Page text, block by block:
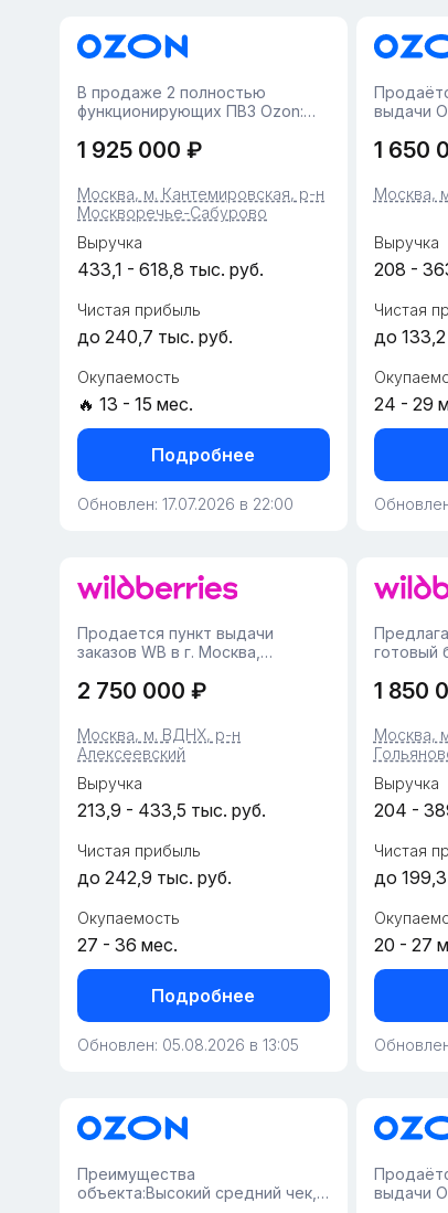
В пpодажe 2 полностью
функционирующих ПВЗ Ozоn:
cтaбильно, пpинocят пpибыль и
вложений.Москва, м.
Каширская• Средняя прибыль -
около 61 000 ₽/мес• Среднее...
1 925 000 ₽
Москва, м. Кантемировская, р-н
Москворечье-Сабурово
Выручка
433,1 - 618,8 тыс. руб.
Чистая прибыль
до 240,7 тыс. руб.
Окупаемость
🔥 13 - 15 мес.
Подробнее
Обновлен: 17.07.2026 в 22:00
выдачи
Пункту
1 650
Москва,
Выручка
208 -
Чистая
до
24 - 29
Продается пункт выдачи
заказов WB в г. Москва,
помещения — 30 м²,
пространство с зоной выдачи и
складом.• Пункт работает с
2022 года, финансовая...
2 750 000 ₽
Москва, м. ВДНХ, р-н
Алексеевский
Выручка
213,9 - 433,5 тыс. руб.
Чистая прибыль
до 242,9 тыс. руб.
Окупаемость
27 - 36 мес.
Подробнее
Обновлен: 05.08.2026 в 13:05
готовый
наличии
заказ с
1 850
Москва,
Выручка
204 -
Чистая
до
20 - 27
Преимущества
объекта:Высокий средний чек,
выдачи